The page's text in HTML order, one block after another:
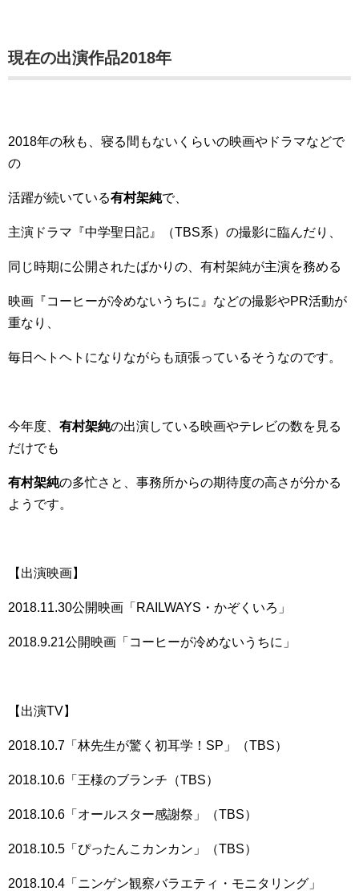
現在の出演作品2018年
2018年の秋も、寝る間もないくらいの映画やドラマなどで
の
活躍が続いている有村架純で、
主演ドラマ『中学聖日記 』（TBS系）の撮影に臨んだり、
同じ時期に公開されたばかりの、有村架純が主演を務める
映画『コーヒーが冷めないうちに 』などの撮影やPR活動が
重なり、
毎日ヘトヘトになりながらも頑張っているそうなのです。
今年度、 有村架純の出演している映画やテレビの数を見る
だけでも
有村架純の多忙さと、事務所からの期待度の高さが分かる
ようです。
【出演映画】
2018.11.30公開映画「RAILWAYS・かぞくいろ」
2018.9.21公開映画「コーヒーが冷めないうちに」
【出演TV】
2018.10.7「林先生が驚く初耳学！SP」（TBS）
2018.10.6「王様のブランチ（TBS）
2018.10.6「オールスター感謝祭」（TBS）
2018.10.5「ぴったんこカンカン」（TBS）
2018.10.4「ニンゲン観察バラエティ・モニタリング」